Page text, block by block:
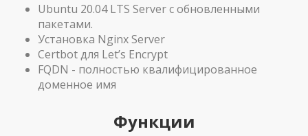
Ubuntu 20.04 LTS Server с обновленными
пакетами.
Установка Nginx Server
Certbot для Let’s Encrypt
FQDN - полностью квалифицированное
доменное имя
Функции